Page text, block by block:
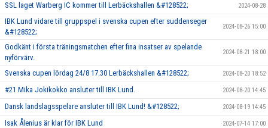
SSL laget Warberg IC kommer till Lerbäckshallen &#128522; 2024-08-28
IBK Lund vidare till gruppspel i svenska cupen efter suddenseger
&#128522;
2024-08-26 15:00
Godkänt i första träningsmatchen efter fina insatser av spelande
nyförvärv.
2024-08-21 18:00
Svenska cupen lördag 24/8 17.30 Lerbäckshallen &#128522; 2024-08-20 18:52
#21 Mika Jokikokko ansluter till IBK Lund. 2024-08-20 14:45
Dansk landslagsspelare ansluter till IBK Lund! &#128522; 2024-08-19 14:45
Isak Ålenius är klar för IBK Lund 2024-07-14 17:00